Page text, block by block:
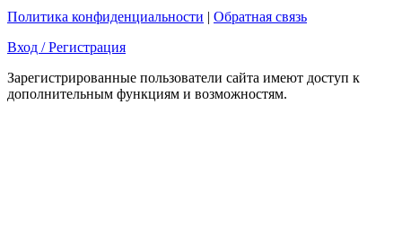
Политика конфиденциальности | Обратная связь
Вход / Регистрация
Зарегистрированные пользователи сайта имеют доступ к
дополнительным функциям и возможностям.